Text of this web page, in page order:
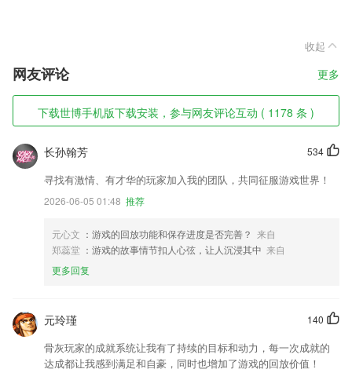
收起
网友评论 更多
下载世博手机版下载安装，参与网友评论互动 ( 1178 条 )
534
长孙翰芳
寻找有激情、有才华的玩家加入我的团队，共同征服游戏世界！
2026-06-05 01:48 推荐
元心文 ：游戏的回放功能和保存进度是否完善？ 来自
郑蕊堂 ：游戏的故事情节扣人心弦，让人沉浸其中 来自
更多回复
140
元玲瑾
骨灰玩家的成就系统让我有了持续的目标和动力，每一次成就的
达成都让我感到满足和自豪，同时也增加了游戏的回放价值！